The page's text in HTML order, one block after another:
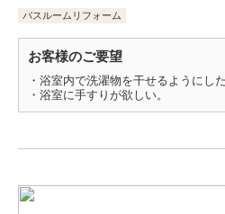
バスルームリフォーム
お客様のご要望
・浴室内で洗濯物を干せるようにした
・浴室に手すりが欲しい。